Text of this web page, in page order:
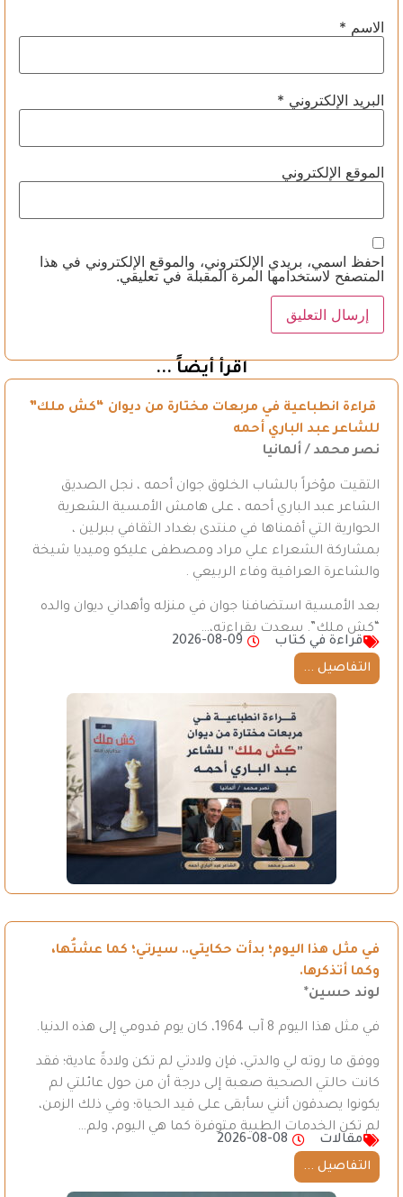
الاسم *
البريد الإلكتروني *
الموقع الإلكتروني
احفظ اسمي، بريدي الإلكتروني، والموقع الإلكتروني في هذا
المتصفح لاستخدامها المرة المقبلة في تعليقي.
اقرأ أيضاً ...
قراءة انطباعية في مربعات مختارة من ديوان “كش ملك”
للشاعر عبد الباري أحمه
نصر محمد / ألمانيا
التقيت مؤخراً بالشاب الخلوق جوان أحمه ، نجل الصديق
الشاعر عبد الباري أحمه ، على هامش الأمسية الشعرية
الحوارية التي أقمناها في منتدى بغداد الثقافي ببرلين ،
بمشاركة الشعراء علي مراد ومصطفى عليكو وميديا شيخة
والشاعرة العراقية وفاء الربيعي .
بعد الأمسية استضافنا جوان في منزله وأهداني ديوان والده
“كش ملك”. سعدت بقراءته،…
قراءة في كتاب
2026-08-09
التفاصيل ...
في مثل هذا اليوم؛ بدأت حكايتي.. سيرتي؛ كما عشتُها،
وكما أتذكرها.
لوند حسين*
في مثل هذا اليوم 8 آب 1964، كان يوم قدومي إلى هذه الدنيا.
ووفق ما روته لي والدتي، فإن ولادتي لم تكن ولادةً عادية؛ فقد
كانت حالتي الصحية صعبة إلى درجة أن من حول عائلتي لم
يكونوا يصدقون أنني سأبقى على قيد الحياة؛ وفي ذلك الزمن،
لم تكن الخدمات الطبية متوفرة كما هي اليوم، ولم…
مقالات
2026-08-08
التفاصيل ...